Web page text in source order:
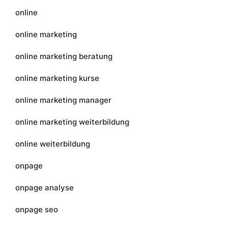
online
online marketing
online marketing beratung
online marketing kurse
online marketing manager
online marketing weiterbildung
online weiterbildung
onpage
onpage analyse
onpage seo